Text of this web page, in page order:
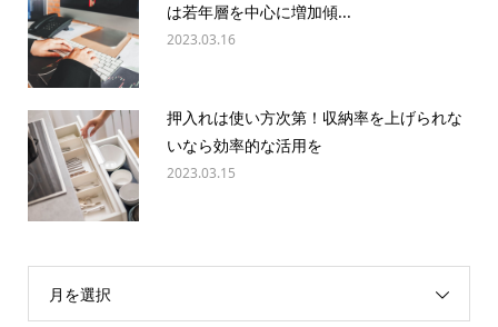
は若年層を中心に増加傾...
2023.03.16
押入れは使い方次第！収納率を上げられな
いなら効率的な活用を
2023.03.15
月を選択